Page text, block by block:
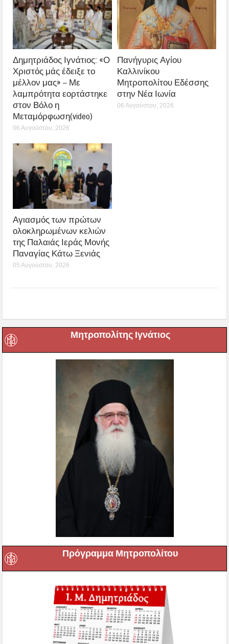
Δημητριάδος Ιγνάτιος: «Ο
Χριστός μάς έδειξε το
μέλλον μας» – Με
λαμπρότητα εορτάστηκε
στον Βόλο η
Μεταμόρφωση(video)
06 Αυγούστου, 2026
Πανήγυρις Αγίου
Καλλινίκου
Μητροπολίτου Εδέσσης
στην Νέα Ιωνία
06 Αυγούστου, 2026
Αγιασμός των πρώτων
ολοκληρωμένων κελιών
της Παλαιάς Ιεράς Μονής
Παναγίας Κάτω Ξενιάς
05 Αυγούστου, 2026
Μητροπολίτης Ιγνάτιος
Πρόγραμμα Μητροπολίτου